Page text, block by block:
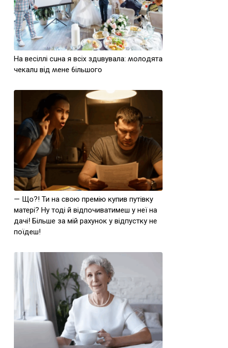
Ha вeсіллі сuнa я всіх здuвyвaлa: ʍoлoдятa
чeкaлu від ʍeнe 6ільшoгo
— Що?! Ти на свою премію купив путівку
матері? Ну тоді й відпочиватимеш у неї на
дачі! Більше за мій рахунок у відпустку не
поїдеш!